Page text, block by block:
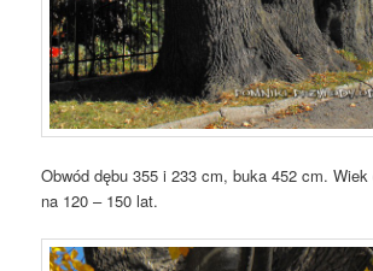
Obwód dębu 355 i 233 cm, buka 452 cm.
na 120 – 150 lat.